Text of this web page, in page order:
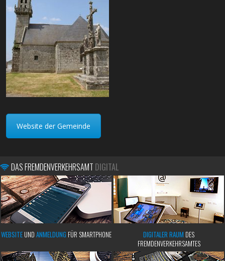
Website der Gemeinde
DAS FREMDENVERKEHRSAMT DIGITAL
WEBSITE UND ANMELDUNG FÜR SMARTPHONE DIGITALER RAUM DES
FREMDENVERKEHRSAMTES